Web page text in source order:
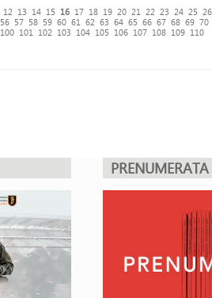
12 13 14 15 16 17 18 19 20 21 22 23 24 25
26
56 57 58 59 60 61 62 63 64 65 66 67 68 69 70
100 101 102 103 104 105 106 107 108 109 110
PRENUMERATA